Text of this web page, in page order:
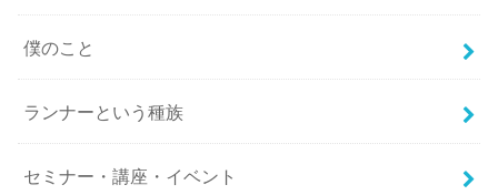
僕のこと
ランナーという種族
セミナー・講座・イベント